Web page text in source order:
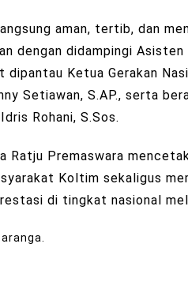
aman, tertib, dan
dengan didampingi
Ketua Gerakan
Setiawan, S.AP., serta
Rohani, S.Sos.
Ratju Premaswara
Koltim sekaligus
di tingkat nasional